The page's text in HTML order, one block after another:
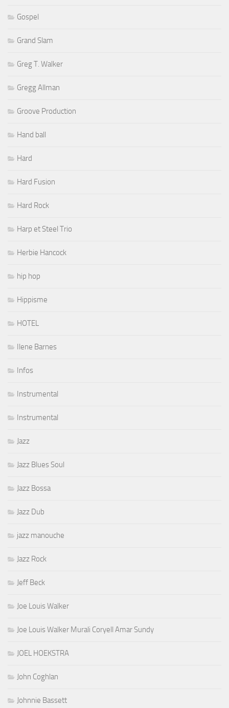
Gospel
Grand Slam
Greg T. Walker
Gregg Allman
Groove Production
Hand ball
Hard
Hard Fusion
Hard Rock
Harp et Steel Trio
Herbie Hancock
hip hop
Hippisme
HOTEL
Ilene Barnes
Infos
Instrumental
Instrumental
Jazz
Jazz Blues Soul
Jazz Bossa
Jazz Dub
jazz manouche
Jazz Rock
Jeff Beck
Joe Louis Walker
Joe Louis Walker Murali Coryell Amar Sundy
JOEL HOEKSTRA
John Coghlan
Johnnie Bassett